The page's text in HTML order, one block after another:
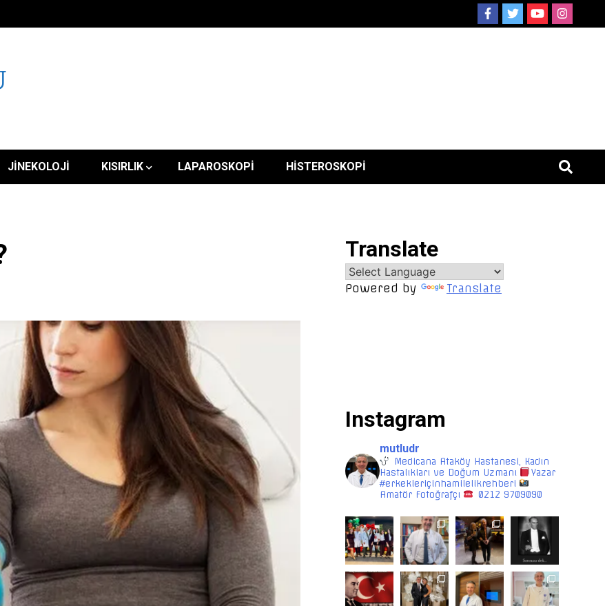
JINEKOLOJI KISIRLIK LAPAROSKOPI HISTEROSKOPI
Translate
Powered by Translate
Instagram
mutludr
Medicana Ataköy Hastanesi, Kadın
Hastalıkları ve Doğum Uzmanı
Yazar
#erkekleriçinhamilelikrehberi
Amatör Fotoğrafçı
0212 9709090